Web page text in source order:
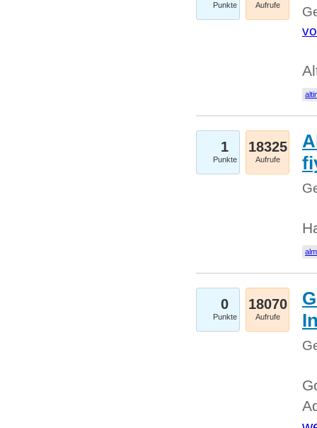
Punkte Aufrufe
1
Punkte
18325
Aufrufe
0
Punkte
18070
Aufrufe